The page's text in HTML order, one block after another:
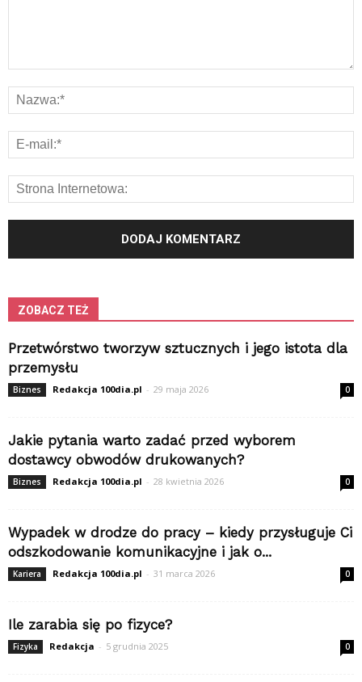
ZOBACZ TEŻ
Przetwórstwo tworzyw sztucznych i jego istota dla
przemysłu
Biznes Redakcja 100dia.pl - 29 maja 2026 0
Jakie pytania warto zadać przed wyborem
dostawcy obwodów drukowanych?
Biznes Redakcja 100dia.pl - 28 kwietnia 2026 0
Wypadek w drodze do pracy – kiedy przysługuje Ci
odszkodowanie komunikacyjne i jak o...
Kariera Redakcja 100dia.pl - 31 marca 2026 0
Ile zarabia się po fizyce?
Fizyka Redakcja - 5 grudnia 2025 0